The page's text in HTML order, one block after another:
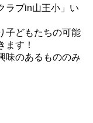
ラブin山王小」い
子どもたちの可能
す！
味のあるもののみ